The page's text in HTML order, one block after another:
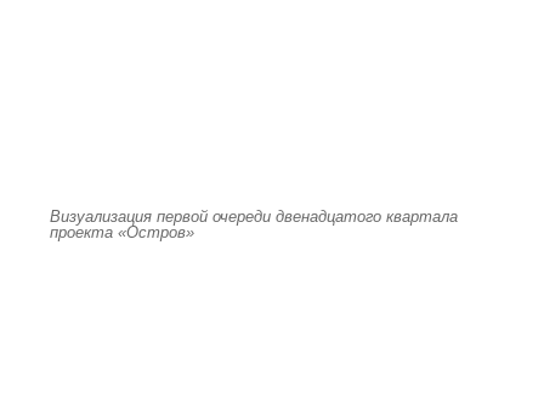
Визуализация первой очереди двенадцатого квартала
проекта «Остров»